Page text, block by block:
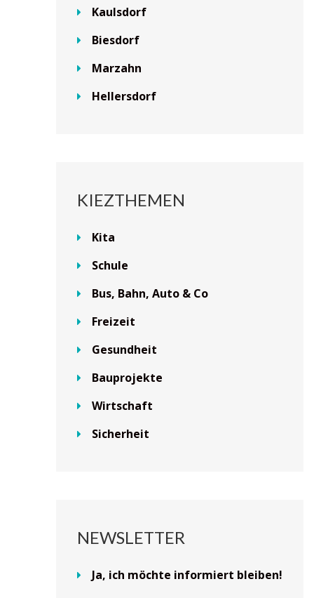
Kaulsdorf
Biesdorf
Marzahn
Hellersdorf
KIEZTHEMEN
Kita
Schule
Bus, Bahn, Auto & Co
Freizeit
Gesundheit
Bauprojekte
Wirtschaft
Sicherheit
NEWSLETTER
Ja, ich möchte informiert bleiben!